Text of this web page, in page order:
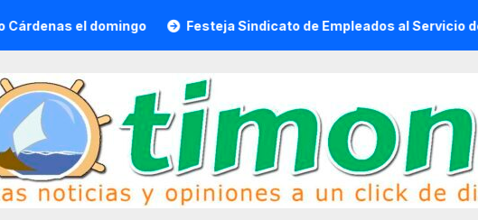
domingo Festeja Sindicato de Empleados al Servicio del H.